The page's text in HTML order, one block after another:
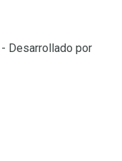
- Desarrollado por